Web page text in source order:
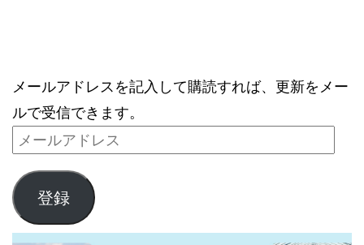
メールアドレスを記入して購読すれば、更新をメー
ルで受信できます。
登録